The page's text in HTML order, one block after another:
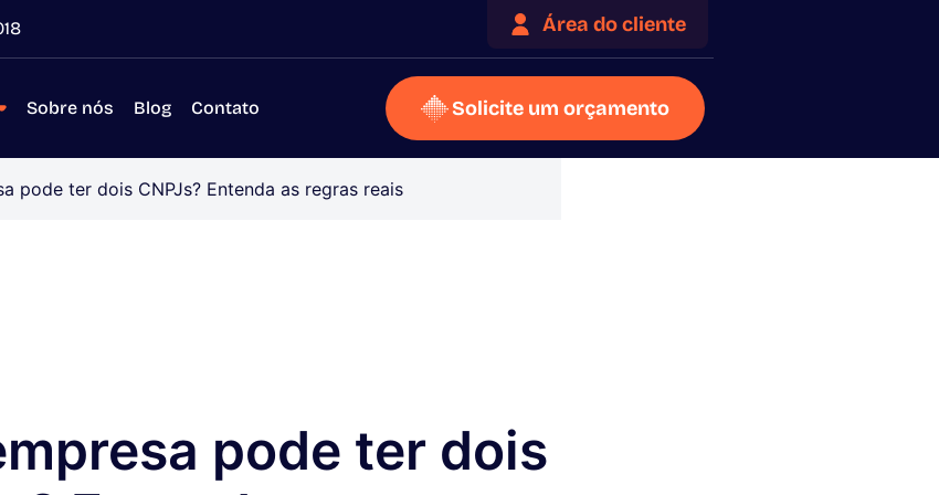
Área do cliente
Sobre nós Blog Contato Solicite um orçamento
pode ter dois CNPJs? Entenda as regras reais
pode ter dois